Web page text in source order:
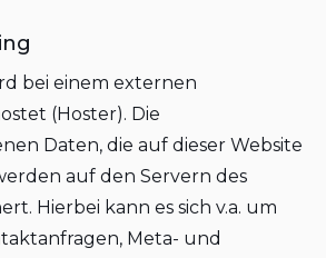
bei einem externen
(Hoster). Die
Daten, die auf dieser Website
auf den Servern des
Hierbei kann es sich v.a. um
Meta- und